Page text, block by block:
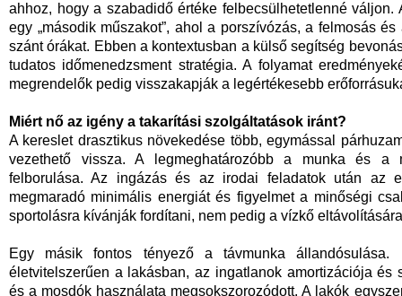
ahhoz, hogy a szabadidő értéke felbecsülhetetlenné
egy „második műszakot”, ahol a porszívózás, a felmosás
szánt órákat. Ebben a kontextusban a külső segítség
tudatos időmenedzsment stratégia. A folyamat
megrendelők pedig visszakapják a legértékesebb
Miért nő az igény a takarítási szolgáltatások iránt?
A kereslet drasztikus növekedése több, egymással
vezethető vissza. A legmeghatározóbb a munka és a
felborulása. Az ingázás és az irodai feladatok után az
megmaradó minimális energiát és figyelmet a minőségi
sportolásra kívánják fordítani, nem pedig a vízkő
Egy másik fontos tényező a távmunka
életvitelszerűen a lakásban, az ingatlanok amortizációja és
és a mosdók használata megsokszorozódott. A lakók